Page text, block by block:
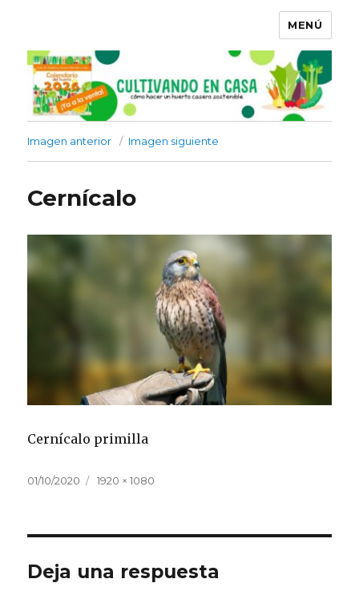
MENÚ
Imagen anterior Imagen siguiente
Cernícalo
Cernícalo primilla
Publicado
01/10/2020
Tamaño
1920 × 1080
Deja una respuesta